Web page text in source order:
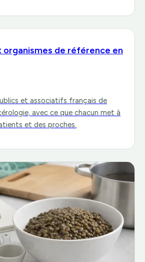
organismes de référence en
et associatifs français de
avec ce que chacun met à
et des proches.